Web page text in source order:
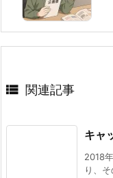
 関連記事
キャ
2018
り、